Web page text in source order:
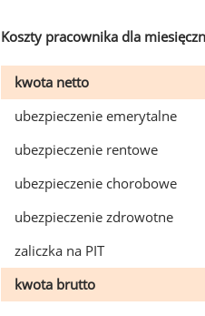
Koszty pracownika dla
kwota netto
ubezpieczenie emerytalne
ubezpieczenie rentowe
ubezpieczenie chorobowe
ubezpieczenie zdrowotne
zaliczka na PIT
kwota brutto